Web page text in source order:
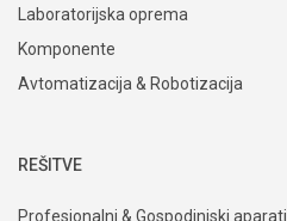
Laboratorijska oprema
Komponente
Avtomatizacija & Robotizacija
REŠITVE
Profesionalni & Gospodinjski aparati